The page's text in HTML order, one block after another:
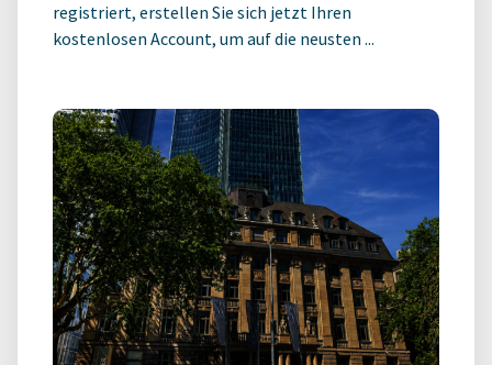
registriert, erstellen Sie sich jetzt Ihren
kostenlosen Account, um auf die neusten ...